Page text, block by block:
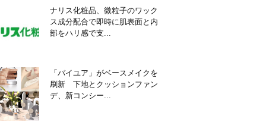
ナリス化粧品、微粒子のワック
ス成分配合で即時に肌表面と内
部をハリ感で支...
「バイユア」がベースメイクを
刷新 下地とクッションファン
デ、新コンシー...